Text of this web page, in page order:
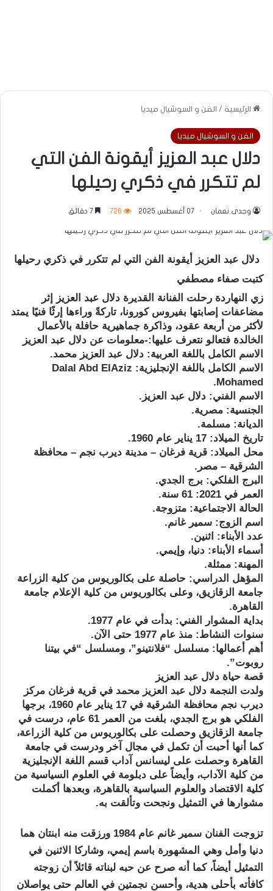
الرئيسية / الفن و السوشيال ميديا
الفن و السوشيال ميديا
دلال عبد العزيز أيقونة الفن التي
لم تتكرر في ذكري رحيلها
وجدى نعمان 07 أغسطس 2025 726
دلال عبد العزيز أيقونة الفن التي لم تتكرر في ذكري رحيلها
كتبت صفاء مصطفي
زي النهاردة رحلت الفنانة القديرة دلال عبد العزيز إثر
مضاعفات إصابتها بفيروس كورونا، تاركةً وراءها إرثًا فنيًا يمتد
لأكثر من أربعة عقود، وذاكرة جماهيرية حافلة بالأعمال
الخالدة فتعالو نتعرف عليها:-معلومات عن دلال عبد العزيز
الاسم الكامل باللغة العربية: دلال عبد العزيز محمد.
الاسم الكامل باللغة الإنجليزية: Dalal Abd ElAziz
Mohamed.
الاسم الفني: دلال عبد العزيز.
الجنسية: مصرية.
الديانة: مسلمة.
تاريخ الميلاد: 17 يناير عام 1960.
محل الميلاد: قرية فرغان – مدينة ديرب نجم – محافظة
الشرقية – مصر.
البرج الفلكي: برج الجدي.
العمر في 2021: 61 سنة.
الحالة الاجتماعية: متزوجة.
اسم الزوج: سمير غانم.
عدد الأبناء: اثنين.
أسماء الأبناء: دنيا، وإيمي.
المهنة: ممثلة.
المؤهل الدراسي: حاصلة على بكالوريوس من كلية الزراعة
جامعة الزقازيق، وعلى بكالوريوس من كلية الإعلام جامعة
القاهرة.
بداية المشوار الفني: بدأت في عام 1977.
سنوات النشاط: منذ عام 1977 حتى الآن.
أهم أعمالها: مسلسل “فلانتينو”، ومسلسل “في بيتنا
روبوت”.
قصة حياة دلال عبد العزيز
ولدت النجمة دلال عبد العزيز محمد في قرية فرغان مركز
ديرب نجم محافظة الشرقية في 17 يناير عام 1960، برجها
الفلكي هو برج الجدي، بلغت من العمر 61 عام، درست في
جامعة الزقازيق وحصلت على بكالوريوس من كلية الزراعة،
كما أنها أحبت أن تكمل في مجال آخر ودرست في جامعة
القاهرة وحصلت على ليسانس آداب قسم اللغة الإنجليزية
من كلية الآداب، وأيضاً على دبلومة في العلوم السياسية من
كلية الاقتصاد والعلوم السياسية بالقاهرة، وبعدها أكملت
مشوارها في التمثيل ونجحت وتألقت به.
تزوجت الفنان سمير غانم عام 1984 ورزقت منه ابنتان هما
دنيا وأمل وهي المشهورة باسم إيمي، وشاركا الاثنين في
التمثيل أيضاً، كما أنه صرح عن حبه لبناته قائلاً أن زوجته
كافأته بأحلى هدية، وأحسن نجمتين في العالم حتى يواصلان